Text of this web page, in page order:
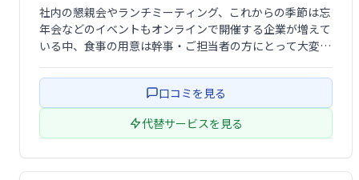
社内の懇親会やランチミーティング、これからの季節は忘
年会などのイベントもオンラインで開催する企業が増えて
いる中、食事の用意は幹事・ご担当者の方にとって大変な
み会に参加するゲストのご自宅までお食事とお酒を直接お
届けするサービスです。口コミを見る
代替サービスを見る